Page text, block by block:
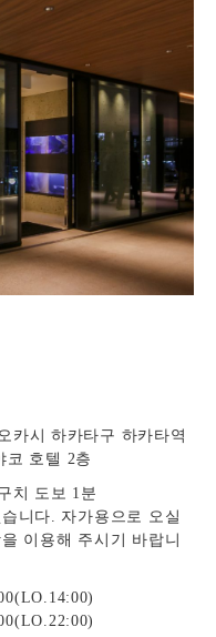
카시 하카타구 하카타역
코 호텔 2층
치 도보 1분
니다. 자가용으로 오실
이용해 주시기 바랍니